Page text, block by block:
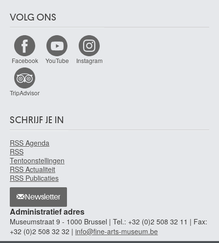
VOLG ONS
Facebook YouTube Instagram
TripAdvisor
SCHRIJF JE IN
RSS Agenda
RSS
Tentoonstellingen
RSS Actualiteit
RSS Publicaties
Newsletter
Administratief adres
Museumstraat 9 - 1000 Brussel | Tel.: +32 (0)2 508 32 11 | Fax:
+32 (0)2 508 32 32 | info@fine-arts-museum.be